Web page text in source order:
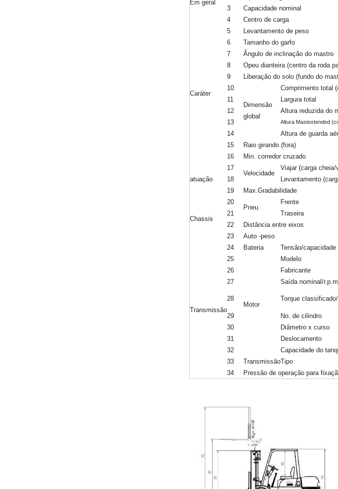
Em geral
3
Capacidade nominal
4
Centro de carga
Caráter
5 Levantamento de peso
6
Tamanho do garfo
7
Ângulo de inclinação do mastro
8
Opeu dianteira (centro da roda
9
Liberação do solo (fundo do
10
Dimensão
global
Comprimento total
11
Largura total
12
Altura reduzida do
13
Altura Mastextended
14
Altura de guarda
15
Raio girando (fora)
16
Min. corredor cruzado
atuação
17
Velocidade
Viajar (carga cheia/
18
Levantamento
19
Max.Gradabilidade
Chassis
20
Pneu
Frente
21
Traseira
22
Distância entre eixos
23
Auto -peso
Transmissão
24 Bateria Tensão/capacidade
25
Motor
Modelo
26
Fabricante
27
Saída nominal/r.p.m
28 Torque
29 No. de cilindro
30
Diâmetro x curso
31
Deslocamento
32
Capacidade do
33
TransmissãoTipo
34
Pressão de operação para